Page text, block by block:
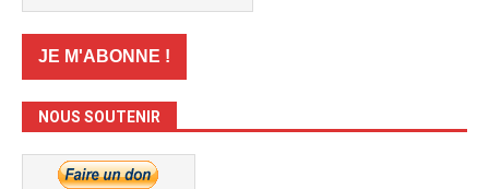
NOUS SOUTENIR